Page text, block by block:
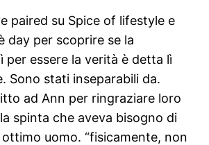
paired su Spice of lifestyle e
day per scoprire se la
per essere la verità è detta lì
Sono stati inseparabili da.
ad Ann per ringraziare loro
spinta che aveva bisogno di
uomo. “fisicamente, non